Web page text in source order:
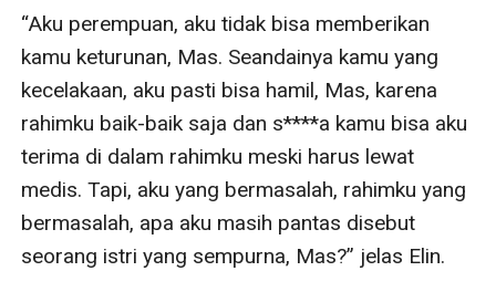
“Aku perempuan, aku tidak bisa memberikan
kamu keturunan, Mas. Seandainya kamu yang
kecelakaan, aku pasti bisa hamil, Mas, karena
rahimku baik-baik saja dan s****a kamu bisa aku
terima di dalam rahimku meski harus lewat
medis. Tapi, aku yang bermasalah, rahimku yang
bermasalah, apa aku masih pantas disebut
seorang istri yang sempurna, Mas?” jelas Elin.